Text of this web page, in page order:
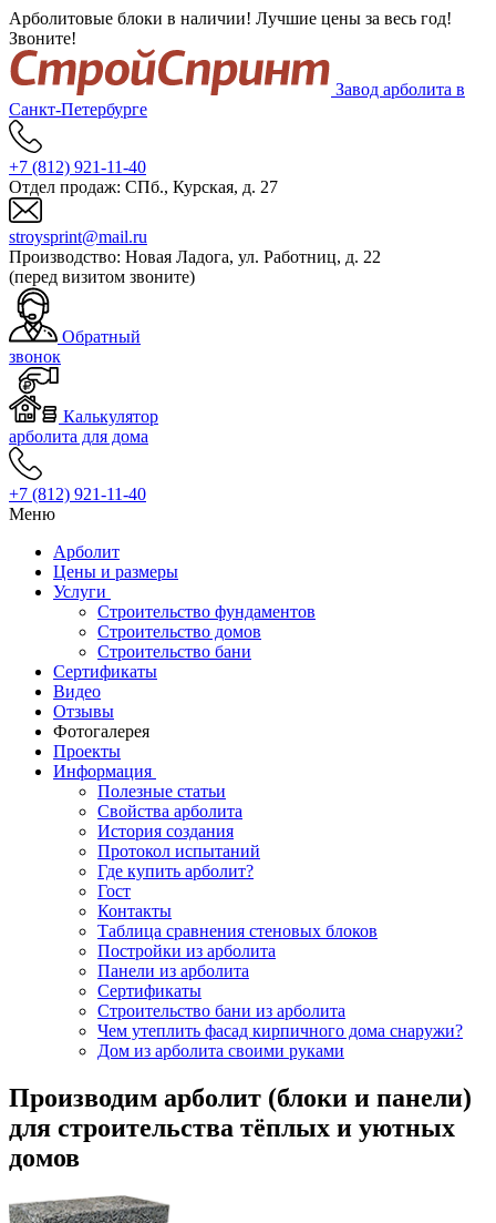
Арболитовые блоки в наличии! Лучшие цены за весь год!
Звоните!
Завод арболита в
Санкт-Петербурге
+7 (812) 921-11-40
Отдел продаж: СПб., Курская, д. 27
stroysprint@mail.ru
Производство: Новая Ладога, ул. Работниц, д. 22
(перед визитом звоните)
Обратный
звонок
Калькулятор
арболита для дома
+7 (812) 921-11-40
Меню
Арболит
Цены и размеры
Услуги
Строительство фундаментов
Строительство домов
Строительство бани
Сертификаты
Видео
Отзывы
Фотогалерея
Проекты
Информация
Полезные статьи
Свойства арболита
История создания
Протокол испытаний
Где купить арболит?
Гост
Контакты
Таблица сравнения стеновых блоков
Постройки из арболита
Панели из арболита
Сертификаты
Строительство бани из арболита
Чем утеплить фасад кирпичного дома снаружи?
Дом из арболита своими руками
Производим арболит (блоки и панели)
для строительства тёплых и уютных
домов